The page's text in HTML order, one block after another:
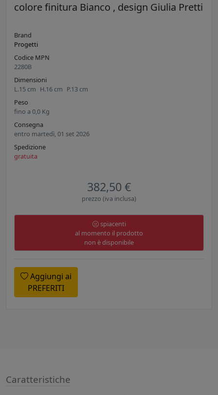
colore finitura Bianco , design Giulia Pretti
Brand
Progetti
Codice MPN
2280B
Dimensioni
L.15 cm H.16 cm P.13 cm
Peso
fino a 0,0 Kg
Consegna
entro martedì, 01 set 2026
Spedizione
gratuita
382,50 €
prezzo (iva inclusa)
spiacenti
al momento il prodotto
non è disponibile
Aggiungi ai
PREFERITI
Caratteristiche